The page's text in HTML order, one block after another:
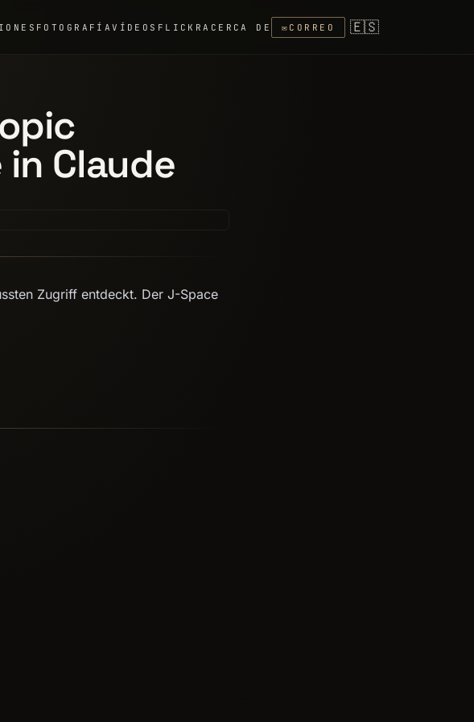
FOTOGRAFÍAVÍDEOS FLICKR ACERCA DE ✉ CORREO 🇪🇸
Claude
Zugriff entdeckt. Der J-Space